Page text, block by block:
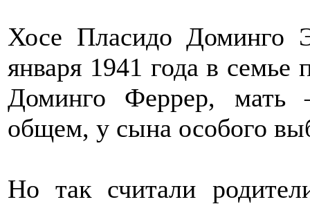
Хосе Пласидо Доминго
января 1941 года в
Доминго Феррер, мать
общем, у сына особого
Но так считали